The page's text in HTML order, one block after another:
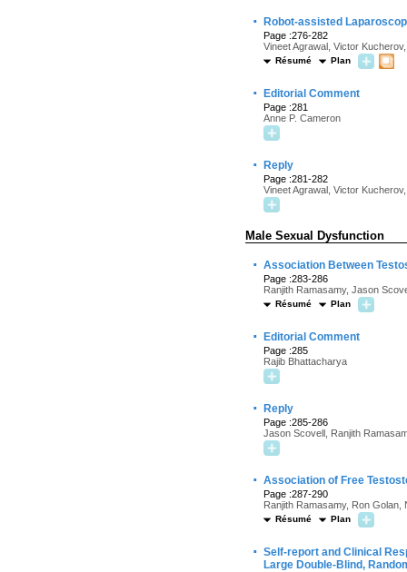
· Robot-assisted
Page :276-282
Vineet Agrawal, Victor
Résumé Plan
· Editorial Comment
Page :281
Anne P. Cameron
· Reply
Page :281-282
Vineet Agrawal, Victor
Male Sexual Dysfunction
· Association Between
Page :283-286
Ranjith Ramasamy, Jason
Résumé Plan
· Editorial Comment
Page :285
Rajib Bhattacharya
· Reply
Page :285-286
Jason Scovell, Ranjith
· Association of Free
Page :287-290
Ranjith Ramasamy, Ron
Résumé Plan
· Self-report and Clinical
Large Double-Blind,